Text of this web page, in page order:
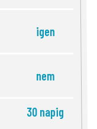
igen
nem
30 napig